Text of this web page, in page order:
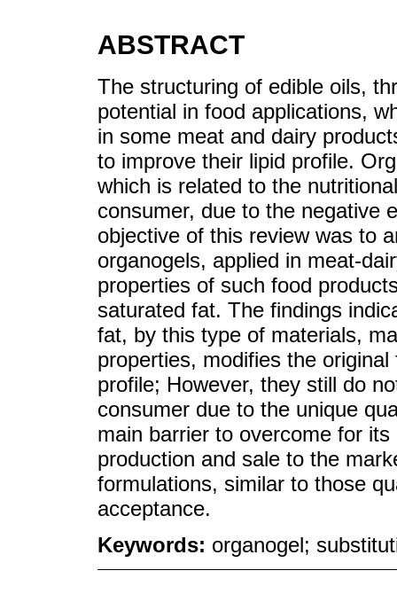
ABSTRACT
The structuring of edible oils,
potential in food applications,
in some meat and dairy
to improve their lipid profile.
which is related to the
consumer, due to the negative
objective of this review was to
organogels, applied in meat-
properties of such food
saturated fat. The findings
fat, by this type of materials,
properties, modifies the
profile; However, they still do
consumer due to the unique
main barrier to overcome for
production and sale to the
formulations, similar to those
acceptance.
Keywords: organogel;